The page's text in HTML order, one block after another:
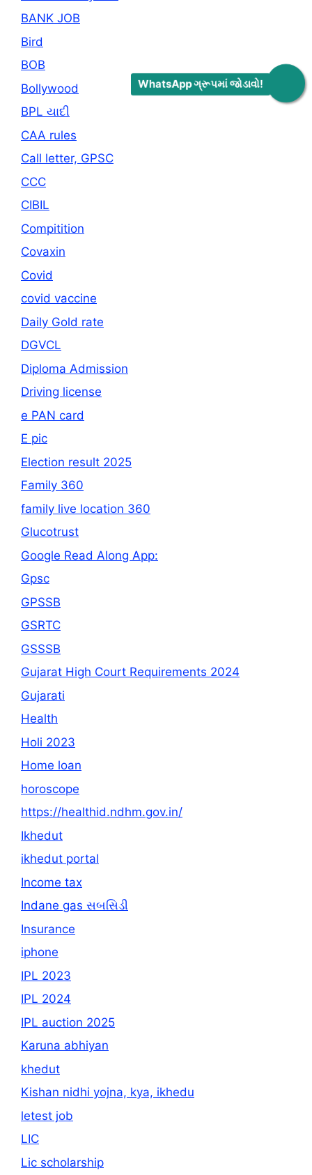
WhatsApp ગ્રૂપમાં જોડાવો!
BANK JOB
Bird
BOB
Bollywood
BPL યાદી
CAA rules
Call letter, GPSC
CCC
CIBIL
Compitition
Covaxin
Covid
covid vaccine
Daily Gold rate
DGVCL
Diploma Admission
Driving license
e PAN card
E pic
Election result 2025
Family 360
family live location 360
Glucotrust
Google Read Along App:
Gpsc
GPSSB
GSRTC
GSSSB
Gujarat High Court Requirements 2024
Gujarati
Health
Holi 2023
Home loan
horoscope
https://healthid.ndhm.gov.in/
Ikhedut
ikhedut portal
Income tax
Indane gas સબસિડી
Insurance
iphone
IPL 2023
IPL 2024
IPL auction 2025
Karuna abhiyan
khedut
Kishan nidhi yojna, kya, ikhedu
letest job
LIC
Lic scholarship